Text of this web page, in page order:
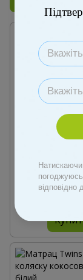
Артикул:
Матрац
multicolor,
відповідно